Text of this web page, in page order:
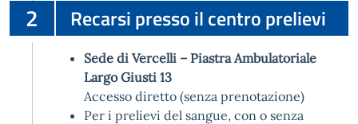
2 Recarsi presso il centro prelievi
Sede di Vercelli – Piastra Ambulatoriale
Largo Giusti 13
Accesso diretto (senza prenotazione)
Per i prelievi del sangue, con o senza